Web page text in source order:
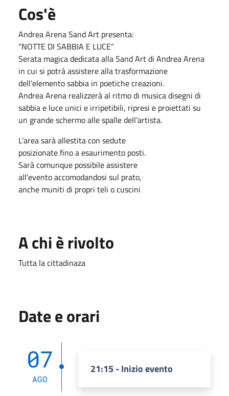
Cos'è
Andrea Arena Sand Art presenta:
“NOTTE DI SABBIA E LUCE”
Serata magica dedicata alla Sand Art di Andrea Arena
in cui si potrà assistere alla trasformazione
dell’elemento sabbia in poetiche creazioni.
Andrea Arena realizzerà al ritmo di musica disegni di
sabbia e luce unici e irripetibili, ripresi e proiettati su
un grande schermo alle spalle dell’artista.
L’area sarà allestita con sedute
posizionate fino a esaurimento posti.
Sarà comunque possibile assistere
all’evento accomodandosi sul prato,
anche muniti di propri teli o cuscini
A chi è rivolto
Tutta la cittadinaza
Date e orari
07
AGO
21:15 - Inizio evento